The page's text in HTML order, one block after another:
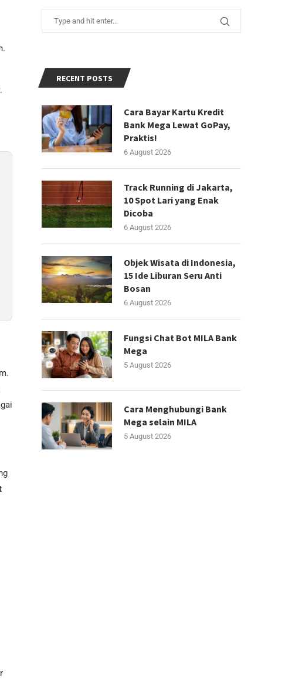
RECENT POSTS
Cara Bayar Kartu Kredit
Bank Mega Lewat GoPay,
Praktis!
6 August 2026
Track Running di Jakarta,
10 Spot Lari yang Enak
Dicoba
6 August 2026
Objek Wisata di Indonesia,
15 Ide Liburan Seru Anti
Bosan
6 August 2026
Fungsi Chat Bot MILA Bank
Mega
5 August 2026
Cara Menghubungi Bank
Mega selain MILA
5 August 2026